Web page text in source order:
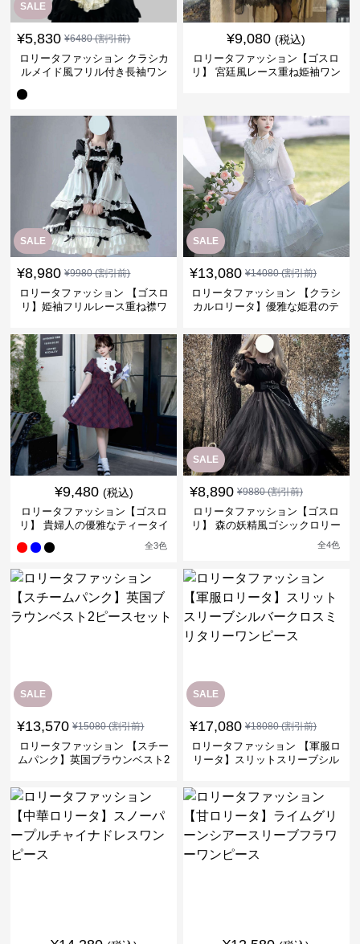
SALE
¥5,830 ¥6480(割引前)
ロリータファッション クラシカ
ルメイド風フリル付き長袖ワン
¥9,080 (税込)
ロリータファッション【ゴスロ
リ】 宮廷風レース重ね姫袖ワン
SALE
¥8,980 ¥9980(割引前)
ロリータファッション 【ゴスロ
リ】姫袖フリルレース重ね襟ワ
SALE
¥13,080 ¥14080(割引前)
ロリータファッション 【クラシ
カルロリータ】優雅な姫君のテ
¥9,480 (税込)
ロリータファッション【ゴスロ
リ】 貴婦人の優雅なティータイ
全3色
SALE
¥8,890 ¥9880(割引前)
ロリータファッション【ゴスロ
リ】 森の妖精風ゴシックロリー
全4色
SALE
¥13,570 ¥15080(割引前)
ロリータファッション 【スチー
ムパンク】英国ブラウンベスト2
SALE
¥17,080 ¥18080(割引前)
ロリータファッション 【軍服ロ
リータ】スリットスリーブシル